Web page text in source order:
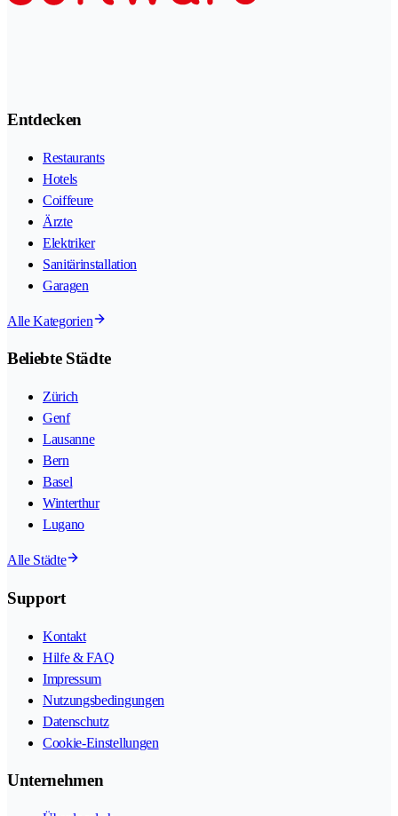
Entdecken
Restaurants
Hotels
Coiffeure
Ärzte
Elektriker
Sanitärinstallation
Garagen
Alle Kategorien
Beliebte Städte
Zürich
Genf
Lausanne
Bern
Basel
Winterthur
Lugano
Alle Städte
Support
Kontakt
Hilfe & FAQ
Impressum
Nutzungsbedingungen
Datenschutz
Cookie-Einstellungen
Unternehmen